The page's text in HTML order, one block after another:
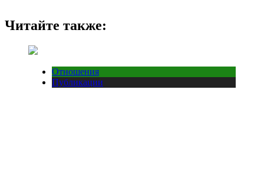
Читайте также:
Отношения
Публикации